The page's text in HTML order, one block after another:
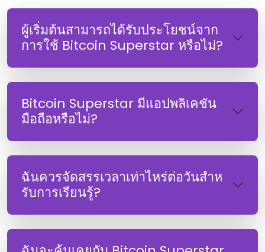
ผู้เริ่มต้นสามารถได้รับประโยชน์จาก
การใช้ Bitcoin Superstar หรือไม่?
Bitcoin Superstar มีแอปพลิเคชัน
มือถือหรือไม่?
ฉันควรจัดสรรเวลาเท่าไหร่ต่อวันสําห
รับการเรียนรู้?